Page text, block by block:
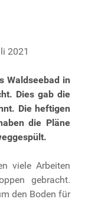
2021
Waldseebad in
Dies gab die
Die heftigen
die Pläne
viele Arbeiten
gebracht.
den Boden für